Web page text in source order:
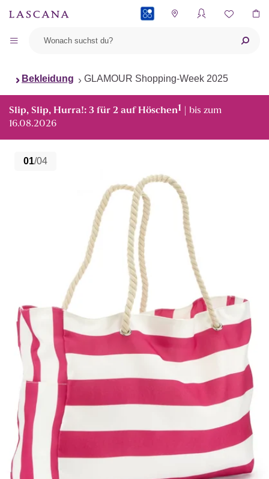
Bekleidung GLAMOUR Shopping-Week 2025
Slip, Slip, Hurra!: 3 für 2 auf Höschen1 | bis zum
16.08.2026
01/04